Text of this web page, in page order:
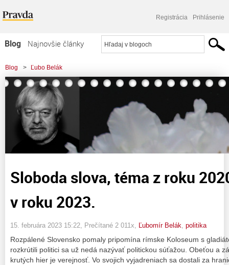
Registrácia Prihlásenie
Blog
Najnovšie články
Najčítanejšie články
Najkomentovanejšie články
Zoznam blogov
Komerčné blogy
Blog > Ľubo Belák
> Sloboda slova, téma z roku 2020. Bez zmeny aj v roku 2023.
Sloboda slova, téma z roku
v roku 2023.
15. februára 2023 15:22 , Prečítané 2 011x, Ľubomír Belák politika
Rozpálené Slovensko pomaly pripomína rímske Koloseum s
rozkrútili politici sa už nedá nazývať politickou súťažou. Obeťou a
krutých hier je verejnosť. Vo svojich vyjadreniach sa dostali za